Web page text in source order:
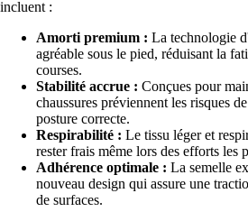
incluent :
Amorti premium : La technologie
agréable sous le pied, réduisant la
courses.
Stabilité accrue : Conçues pour
chaussures préviennent les risques
posture correcte.
Respirabilité : Le tissu léger et
rester frais même lors des efforts les
Adhérence optimale : La semelle
nouveau design qui assure une
de surfaces.